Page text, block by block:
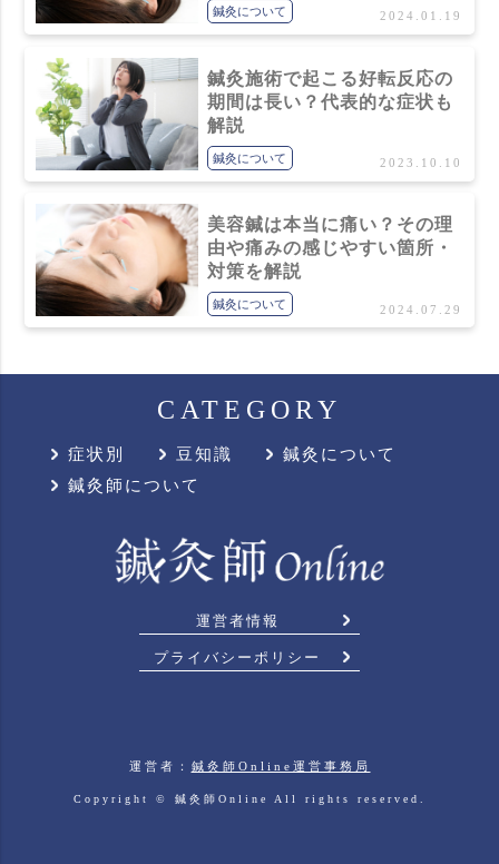
鍼灸について 2024.01.19
鍼灸施術で起こる好転反応の
期間は長い？代表的な症状も
解説
鍼灸について 2023.10.10
美容鍼は本当に痛い？その理
由や痛みの感じやすい箇所・
対策を解説
鍼灸について 2024.07.29
運営者情報
プライバシーポリシー
CATEGORY
症状別 豆知識
鍼灸について
鍼灸師について
運営者： 鍼灸師Online運営事務局
Copyright © 鍼灸師Online All rights reserved.